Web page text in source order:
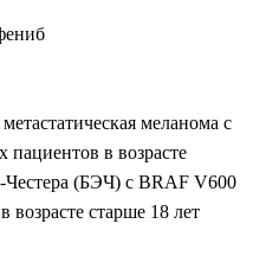
меланома с
в возрасте
Честера (БЭЧ) с BRAF V600
возрасте старше 18 лет